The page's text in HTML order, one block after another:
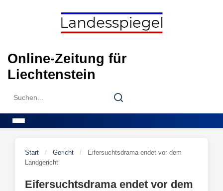
Online-Zeitung für
Liechtenstein
Search
Search
Start / Gericht /
Eifersuchtsdrama endet vor dem
Landgericht
Eifersuchtsdrama endet vor dem